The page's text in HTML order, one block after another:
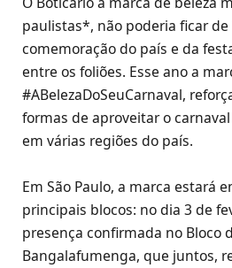
paulistas*, não poderia ficar
comemoração do país e da
entre os foliões. Esse ano a
#ABelezaDoSeuCarnaval,
formas de aproveitar o
em várias regiões do país.
Em São Paulo, a marca estará
principais blocos: no dia 3 de
presença confirmada no Bloco
Bangalafumenga, que juntos,